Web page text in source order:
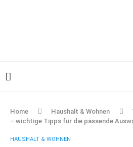
Home Haushalt & Wohnen
– wichtige Tipps für die passende
HAUSHALT & WOHNEN